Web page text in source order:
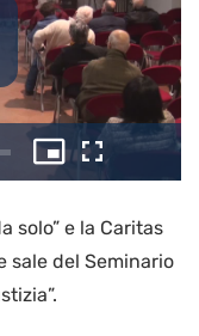
Picture-
in-
Schermo
intero
solo” e la Caritas
sale del Seminario